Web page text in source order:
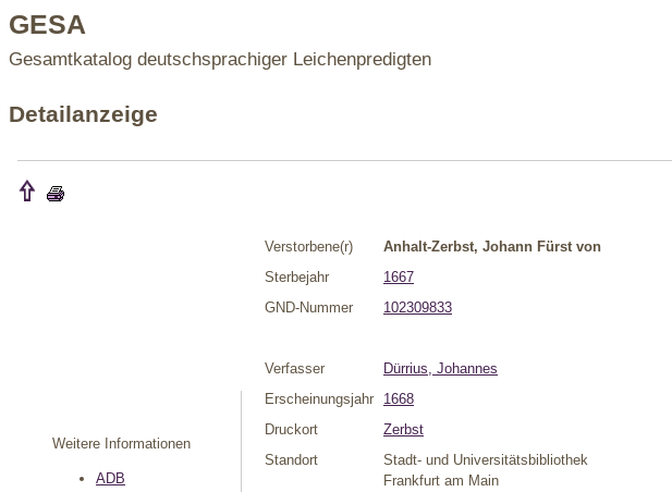
GESA
Gesamtkatalog deutschsprachiger Leichenpredigten
Detailanzeige
Weitere Informationen
ADB
Verstorbene(r)
Anhalt-Zerbst, Johann Fürst von
Sterbejahr
1667
GND-Nummer
102309833
Verfasser
Dürrius, Johannes
Erscheinungsjahr
1668
Druckort
Zerbst
Standort
Stadt- und Universitätsbibliothek
Frankfurt am Main